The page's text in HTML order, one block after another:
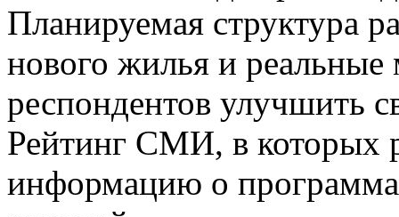
Планируемая структура
нового жилья и
респондентов улучшить
Рейтинг СМИ, в которых
информацию о